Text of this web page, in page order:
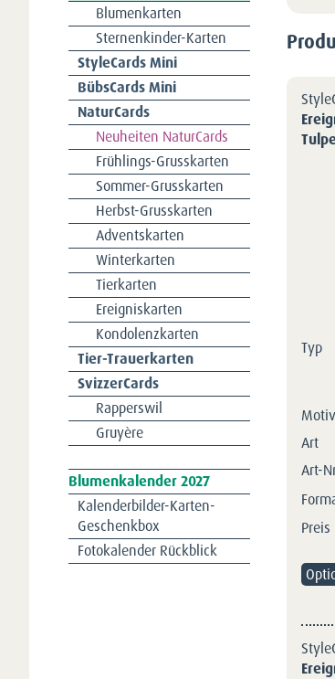
Typ
Motiv
Art
Art-
Preis
Blumenkarten
Sternenkinder-Karten
StyleCards Mini
BübsCards Mini
NaturCards
Neuheiten NaturCards
Frühlings-Grusskarten
Sommer-Grusskarten
Herbst-Grusskarten
Adventskarten
Winterkarten
Tierkarten
Ereigniskarten
Kondolenzkarten
Tier-Trauerkarten
SvizzerCards
Rapperswil
Gruyère
Navigation
überspringen
Blumenkalender 2027
Kalenderbilder-Karten-
Geschenkbox
Fotokalender Rückblick